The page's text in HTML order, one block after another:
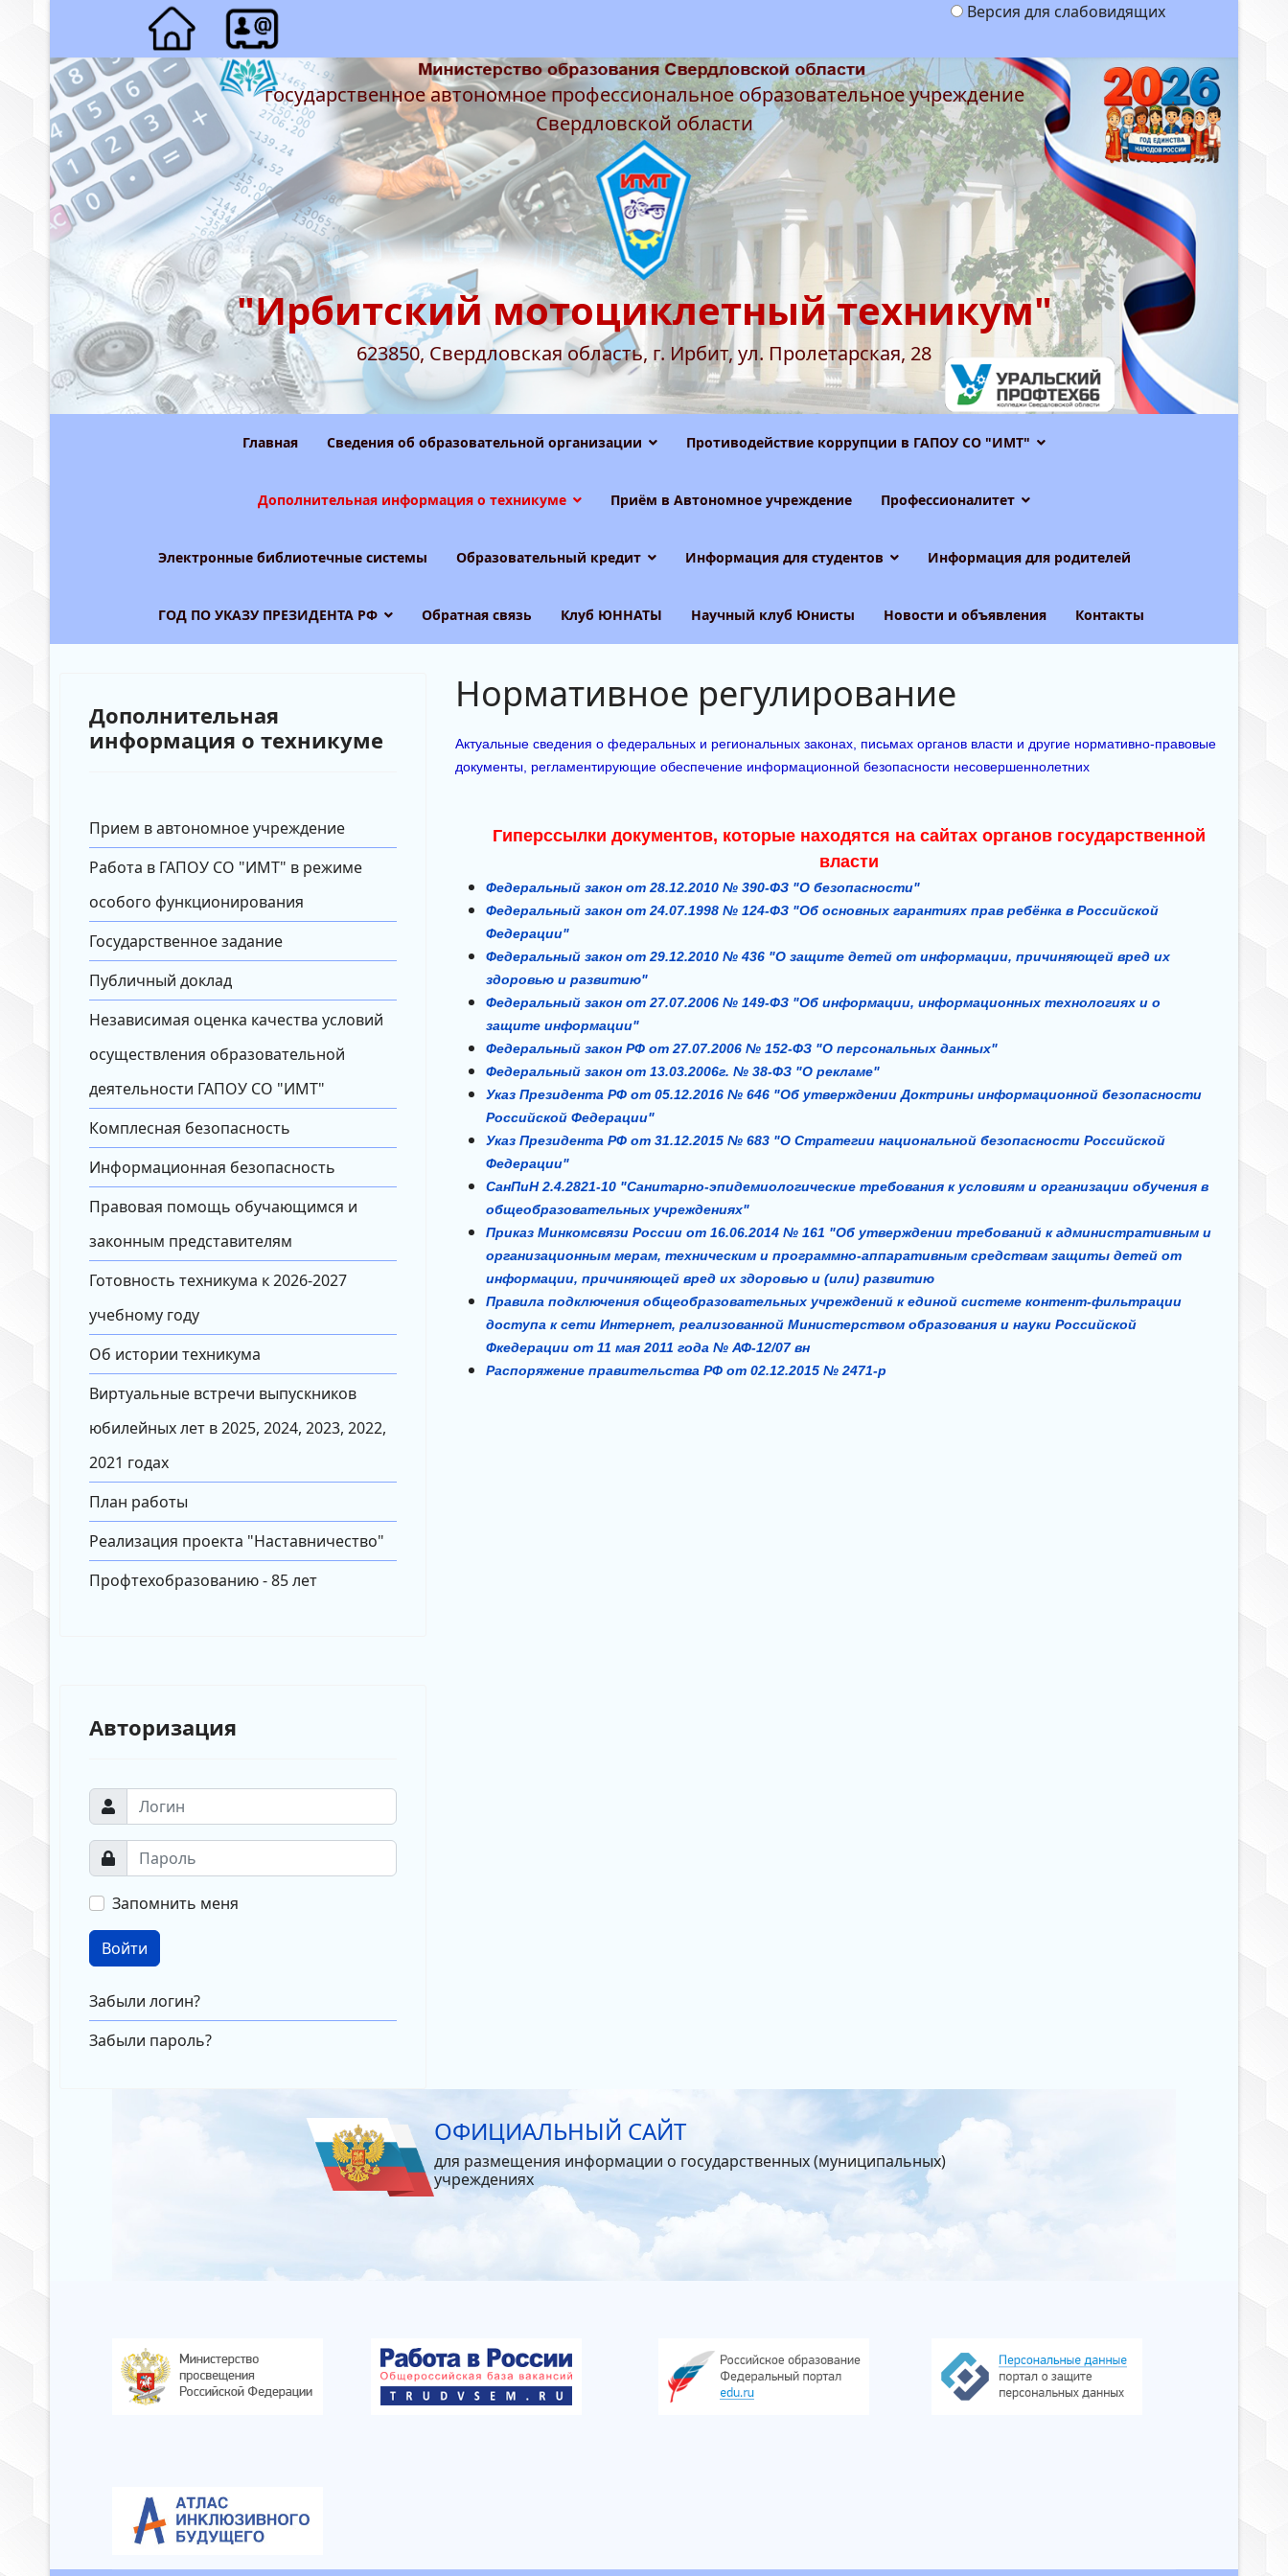
Версия для слабовидящих
государственное автономное профессиональное образовательное учреждение
Свердловской области
"Ирбитский мотоциклетный техникум"
623850, Свердловская область, г. Ирбит, ул. Пролетарская, 28
Главная Сведения об образовательной организации Противодействие коррупции в ГАПОУ СО "ИМТ"
Дополнительная информация о техникуме Приём в Автономное учреждение Профессионалитет
Электронные библиотечные системы Образовательный кредит Информация для студентов Информация для родителей
ГОД ПО УКАЗУ ПРЕЗИДЕНТА РФ Обратная связь Клуб ЮННАТЫ Научный клуб Юнисты Новости и объявления Контакты
Дополнительная
информация о техникуме
Прием в автономное учреждение
Работа в ГАПОУ СО "ИМТ" в режиме
особого функционирования
Государственное задание
Публичный доклад
Независимая оценка качества условий
осуществления образовательной
деятельности ГАПОУ СО "ИМТ"
Комплесная безопасность
Информационная безопасность
Правовая помощь обучающимся и
законным представителям
Готовность техникума к 2026-2027
учебному году
Об истории техникума
Виртуальные встречи выпускников
юбилейных лет в 2025, 2024, 2023, 2022,
2021 годах
План работы
Реализация проекта "Наставничество"
Профтехобразованию - 85 лет
Авторизация
Запомнить меня
Войти
Забыли логин?
Забыли пароль?
Нормативное регулирование
Актуальные сведения о федеральных и региональных законах, письмах органов власти и другие нормативно-правовые
документы, регламентирующие обеспечение информационной безопасности несовершеннолетних
Гиперссылки документов, которые находятся на сайтах органов государственной
власти
Федеральный закон от 28.12.2010 № 390-ФЗ "О безопасности"
Федеральный закон от 24.07.1998 № 124-ФЗ "Об основных гарантиях прав ребёнка в Российской
Федерации"
Федеральный закон от 29.12.2010 № 436 "О защите детей от информации, причиняющей вред их
здоровью и развитию"
Федеральный закон от 27.07.2006 № 149-ФЗ "Об информации, информационных технологиях и о
защите информации"
Федеральный закон РФ от 27.07.2006 № 152-ФЗ "О персональных данных"
Федеральный закон от 13.03.2006г. № 38-ФЗ "О рекламе"
Указ Президента РФ от 05.12.2016 № 646 "Об утверждении Доктрины информационной безопасности
Российской Федерации"
Указ Президента РФ от 31.12.2015 № 683 "О Стратегии национальной безопасности Российской
Федерации"
СанПиН 2.4.2821-10 "Санитарно-эпидемиологические требования к условиям и организации обучения в
общеобразовательных учреждениях"
Приказ Минкомсвязи России от 16.06.2014 № 161 "Об утверждении требований к административным и
организационным мерам, техническим и программно-аппаративным средствам защиты детей от
информации, причиняющей вред их здоровью и (или) развитию
Правила подключения общеобразовательных учреждений к единой системе контент-фильтрации
доступа к сети Интернет, реализованной Министерством образования и науки Российской
Фкедерации от 11 мая 2011 года № АФ-12/07 вн
Распоряжение правительства РФ от 02.12.2015 № 2471-р
ОФИЦИАЛЬНЫЙ САЙТ
для размещения информации о государственных (муниципальных)
учреждениях